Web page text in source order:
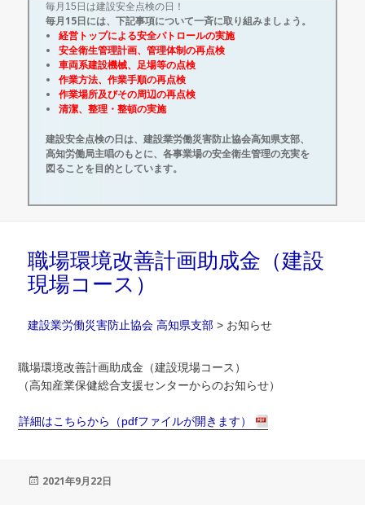
毎月15日は建設安全点検の日！
毎月15日には、下記事項について一斉に取り組みましょう。
経営トップによる安全パトロールの実施
安全衛生管理計画、管理体制の再点検
車両系建設機械、足場等の点検
作業方法、作業手順の再点検
作業場所及びその周辺の再点検
清潔、整理・整頓の実施
建設安全点検の日は、建設業労働災害防止協会高知県支部、
高知労働局主唱のもとに、各事業場の安全衛生管理の充実を
図ることを目的としています。
職場環境改善計画助成金（建設
現場コース）
建設業労働災害防止協会 高知県支部 > お知らせ
職場環境改善計画助成金（建設現場コース）
（高知産業保健総合支援センターからのお知らせ）
詳細はこちらから（pdfファイルが開きます）
投
2021年9月22日